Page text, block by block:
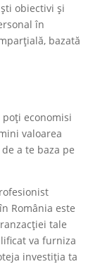
obiectivi și
în
bazată
economisi
valoarea
a te baza pe
România este
tale
va furniza
investiția ta